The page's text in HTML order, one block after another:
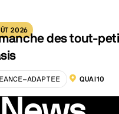
2026
des tout-
ADAPTEE LOCALISATION :
QUAI10